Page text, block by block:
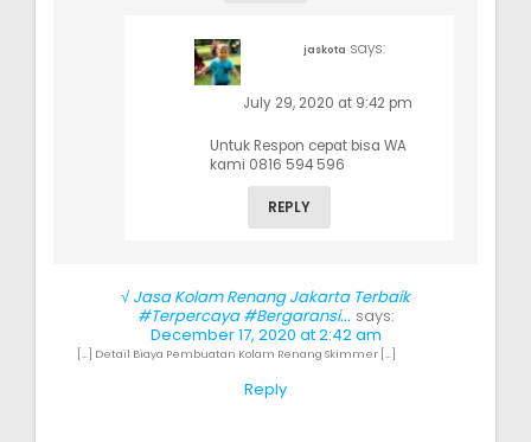
jaskota says:
July 29, 2020 at 9:42 pm
Untuk Respon cepat bisa WA
kami 0816 594 596
REPLY
√ Jasa Kolam Renang Jakarta Terbaik
#Terpercaya #Bergaransi... says:
December 17, 2020 at 2:42 am
[…] Detail Biaya Pembuatan Kolam Renang Skimmer […]
Reply